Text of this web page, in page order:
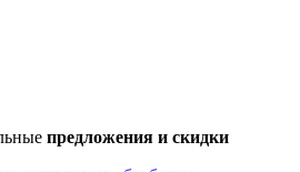
предложения и скидки